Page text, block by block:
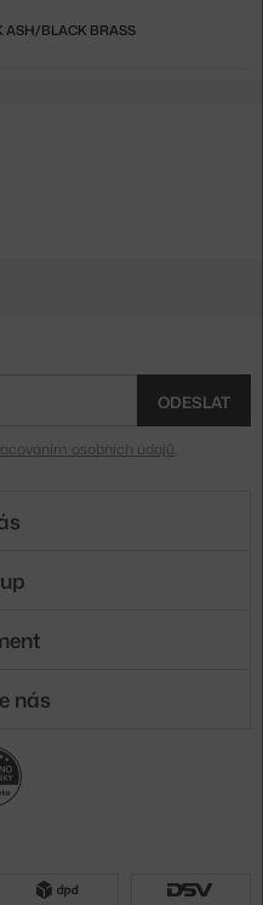
ASH/BLACK BRASS
ODESLAT
osobních údajů
nás